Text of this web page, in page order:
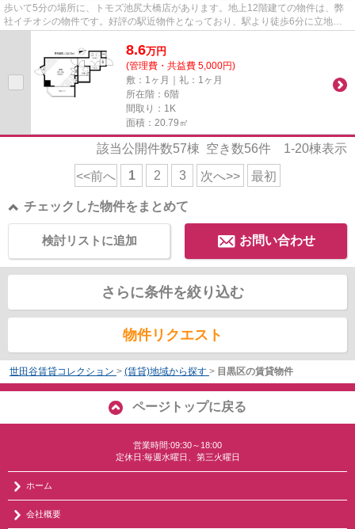
歩いて5分の場所に、トモズ池尻大橋店があります。地上12階建ての物件は、弊
社イチオシの物件です。好評の駅近物件となっており、駅より徒歩6分に立地し
ています。造りとデザインに関...
8.6万円
(管理費・共益費 5,000円)
敷：1ヶ月｜礼：1ヶ月
所在階：6階
間取り：1K
面積：20.79㎡
該当公開件数57棟 空き数56件 1-20棟表示
<<前へ 1 2 3 次へ>> 最初
チェックした物件をまとめて
お問い合わせ
検討リストに追加
さらに条件を絞り込む
物件リクエスト
世田谷賃貸コレクション > (賃貸)地域から探す > 目黒区の賃貸物件
ページトップに戻る
営業時間:09:30～18:00
定休日:毎週水曜日、第三火曜日
ホーム
会社概要